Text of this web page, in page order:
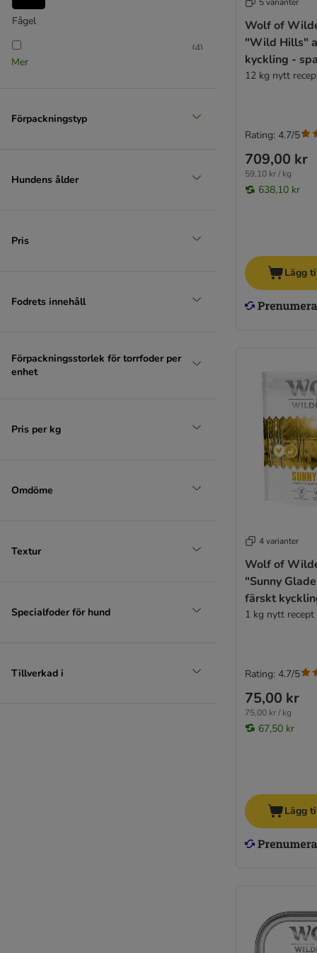
PURINA Friskies
PURINA ONE
PURINA PRO PLAN Veterinary Diets
Rocco Diet Care
Royal Canin Care Nutrition
Royal Canin Veterinary
SPECIFIC Veterinary Diet
Trovet
Ultima
Wolf of Wilderness
Dubbelpack
Fågel
(4)
Gris
Mer
Förpackningstyp
Hundens ålder
Pris
Fodrets innehåll
Förpackningsstorlek för torrfoder per
enhet
Pris per kg
Omdöme
Textur
Specialfoder för hund
Tillverkad i
5 varianter
Wolf of
"Wild Hills"
kyckling -
12 kg nytt
709,00 kr
59,10 kr / kg
638,10 kr
Rating: 4.7/5
Lägg
4 varianter
Wolf of
"Sunny
färskt
spannmålsfritt
1 kg nytt recept
75,00 kr
75,00 kr / kg
67,50 kr
Rating: 4.7/5
Lägg